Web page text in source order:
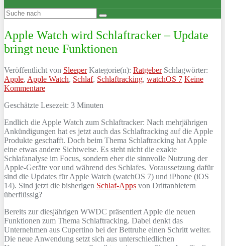
Apple Watch wird Schlaftracker – Update
bringt neue Funktionen
Veröffentlicht von Sleeper Kategorie(n): RatgeberSchlagwörter:
Apple, Apple Watch, Schlaf, Schlaftracking, watchOS 7 Keine
Kommentare
Geschätzte Lesezeit: 3 Minuten
Endlich die Apple Watch zum Schlaftracker: Nach mehrjährigen
Ankündigungen hat es jetzt auch das Schlaftracking auf die Apple
Produkte geschafft. Doch beim Thema Schlaftracking hat Apple
eine etwas andere Sichtweise. Es steht nicht die exakte
Schlafanalyse im Focus, sondern eher die sinnvolle Nutzung der
Apple-Geräte vor und während des Schlafes. Voraussetzung dafür
sind die Updates für Apple Watch (watchOS 7) und iPhone (iOS
14). Sind jetzt die bisherigen Schlaf-Apps von Drittanbietern
überflüssig?
Bereits zur diesjährigen WWDC präsentiert Apple die neuen
Funktionen zum Thema Schlaftracking. Dabei denkt das
Unternehmen aus Cupertino bei der Bettruhe einen Schritt weiter.
Die neue Anwendung setzt sich aus unterschiedlichen